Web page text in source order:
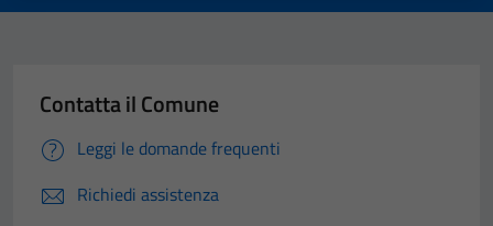
Contatta il Comune
Leggi le domande frequenti
Richiedi assistenza